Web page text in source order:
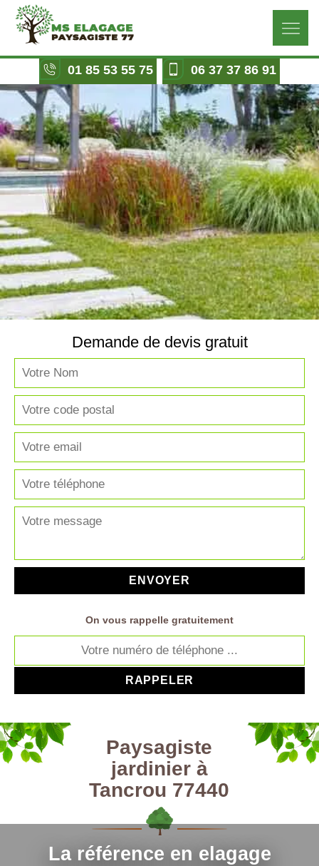
01 85 53 55 75 06 37 37 86 91
La référence en elagage
Demande de devis gratuit
On vous rappelle gratuitement
Paysagiste
jardinier à
Tancrou 77440